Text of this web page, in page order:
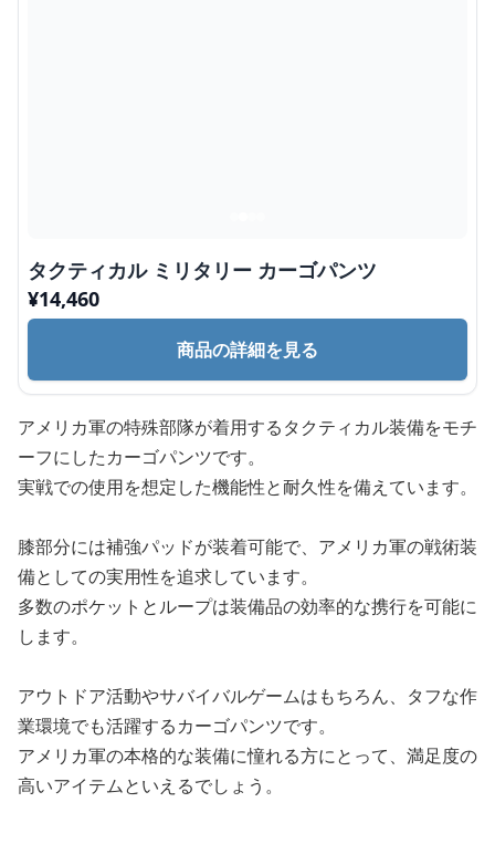
タクティカル ミリタリー カーゴパンツ
¥14,460
商品の詳細を見る
アメリカ軍の特殊部隊が着用するタクティカル装備をモチ
ーフにしたカーゴパンツです。
実戦での使用を想定した機能性と耐久性を備えています。
膝部分には補強パッドが装着可能で、アメリカ軍の戦術装
備としての実用性を追求しています。
多数のポケットとループは装備品の効率的な携行を可能に
します。
アウトドア活動やサバイバルゲームはもちろん、タフな作
業環境でも活躍するカーゴパンツです。
アメリカ軍の本格的な装備に憧れる方にとって、満足度の
高いアイテムといえるでしょう。